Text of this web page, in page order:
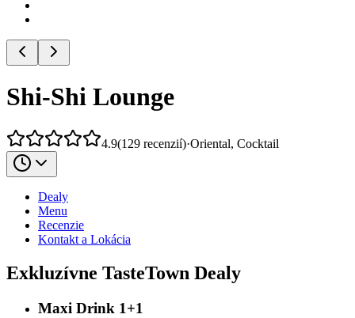
Shi-Shi Lounge
4.9(129 recenzií)·Oriental, Cocktail
Dealy
Menu
Recenzie
Kontakt a Lokácia
Exkluzívne TasteTown Dealy
Maxi Drink 1+1